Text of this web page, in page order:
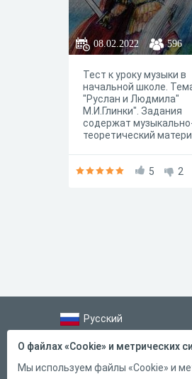
08.02.2022 596
Тест к уроку музыки в
начальной школе.
"Руслан и Людмила"
М.И.Глинки". Задания
содержат
теоретический
5 2
Русский
Справка
Форма обратной связи
О файлах «Cookie» и метрических
Мы используем файлы «Cookie» и